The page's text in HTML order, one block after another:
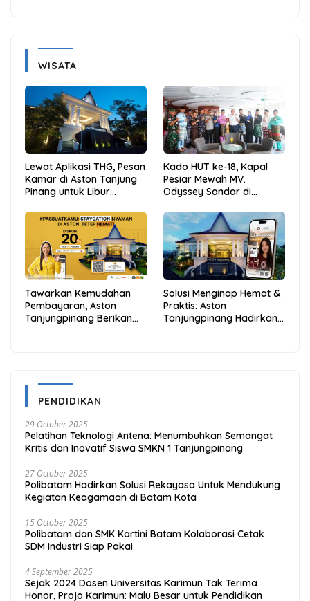
WISATA
Lewat Aplikasi THG, Pesan
Kamar di Aston Tanjung
Pinang untuk Libur
dan Hemat
Kado HUT ke-18, Kapal
Pesiar Mewah MV.
Odyssey Sandar di
Anambas Siap Mendunia
Tawarkan Kemudahan
Pembayaran, Aston
Tanjungpinang Berikan
Solusi Menginap Hemat &
Praktis: Aston
Tanjungpinang Hadirkan
PENDIDIKAN
29 October 2025
Pelatihan Teknologi Antena: Menumbuhkan Semangat
Kritis dan Inovatif Siswa SMKN 1 Tanjungpinang
27 October 2025
Polibatam Hadirkan Solusi Rekayasa Untuk Mendukung
Kegiatan Keagamaan di Batam Kota
15 October 2025
Polibatam dan SMK Kartini Batam Kolaborasi Cetak
SDM Industri Siap Pakai
4 September 2025
Sejak 2024 Dosen Universitas Karimun Tak Terima
Honor, Projo Karimun: Malu Besar untuk Pendidikan